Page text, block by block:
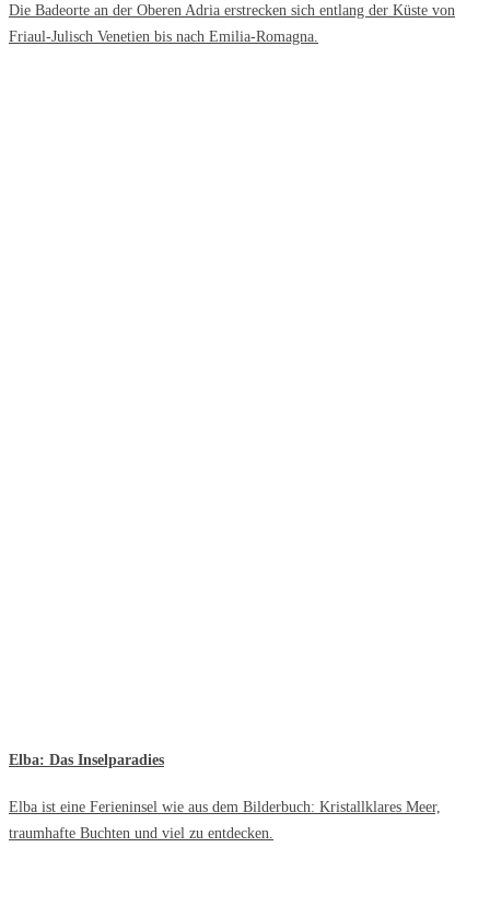
Die Badeorte an der Oberen Adria erstrecken sich entlang der Küste von
Friaul-Julisch Venetien bis nach Emilia-Romagna.
Elba: Das Inselparadies
Elba ist eine Ferieninsel wie aus dem Bilderbuch: Kristallklares Meer,
traumhafte Buchten und viel zu entdecken.